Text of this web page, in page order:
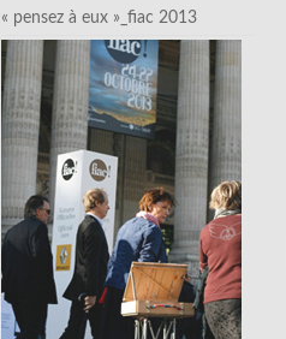
« pensez à eux »_fiac 2013